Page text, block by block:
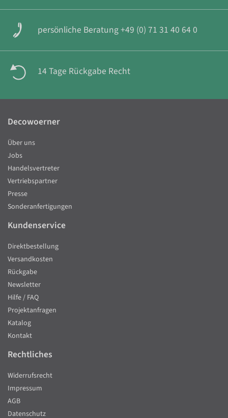
persönliche Beratung +49 (0) 71 31 40 64 0
14 Tage Rückgabe Recht
Decowoerner
Über uns
Jobs
Handelsvertreter
Vertriebspartner
Presse
Sonderanfertigungen
Kundenservice
Direktbestellung
Versandkosten
Rückgabe
Newsletter
Hilfe / FAQ
Projektanfragen
Katalog
Kontakt
Rechtliches
Widerrufsrecht
Impressum
AGB
Datenschutz